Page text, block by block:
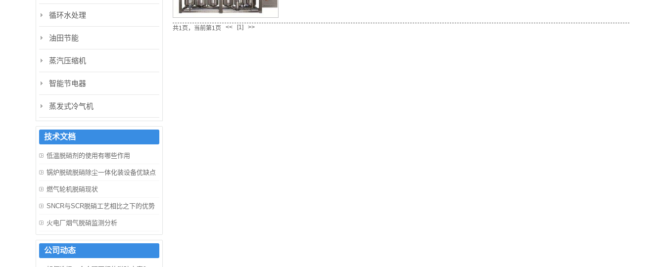
共1页，当前第1页 << [1] >>
循环水处理
油田节能
蒸汽压缩机
智能节电器
蒸发式冷气机
技术文档
低温脱硝剂的使用有哪些作用
锅炉脱硫脱硝除尘一体化装设备优缺点
燃气轮机脱硝现状
SNCR与SCR脱硝工艺相比之下的优势
火电厂烟气脱硝监测分析
公司动态